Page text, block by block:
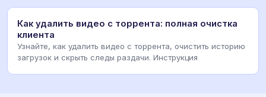
Как удалить видео с торрента: полная очистка
клиента
Узнайте, как удалить видео с торрента, очистить историю
загрузок и скрыть следы раздачи. Инструкция